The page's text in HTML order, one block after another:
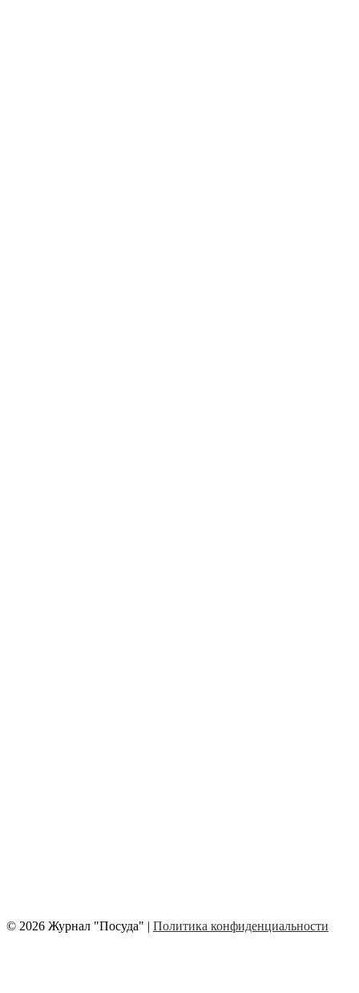
© 2026 Журнал "Посуда" | Политика конфиденциальности